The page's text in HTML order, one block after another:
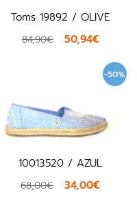
Toms 19892 / OLIVE
84,90€ 50,94€
-50%
10013520 / AZUL
68,00€ 34,00€